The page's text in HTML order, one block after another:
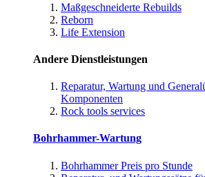
Maßgeschneiderte Rebuilds
Reborn
Life Extension
Andere Dienstleistungen
Reparatur, Wartung und
Komponenten
Rock tools services
Bohrhammer-Wartung
Bohrhammer Preis pro Stunde